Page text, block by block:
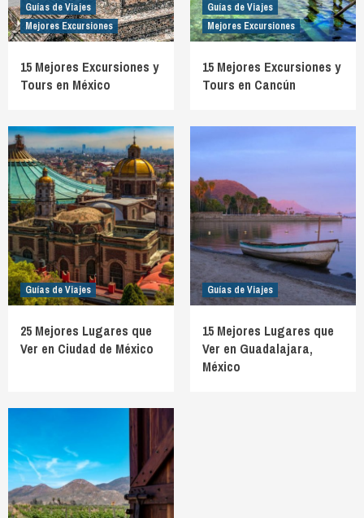
Guías de Viajes
Mejores Excursiones
15 Mejores Excursiones y
Tours en México
Guías de Viajes
Mejores Excursiones
15 Mejores Excursiones y
Tours en Cancún
Guías de Viajes
25 Mejores Lugares que
Ver en Ciudad de México
Guías de Viajes
15 Mejores Lugares que
Ver en Guadalajara,
México